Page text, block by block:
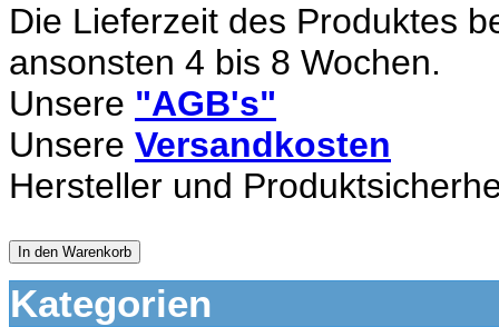
Die Lieferzeit des Produktes
ansonsten 4 bis 8 Wochen.
Unsere "AGB's"
Unsere Versandkosten
Hersteller und
In den Warenkorb
Kategorien